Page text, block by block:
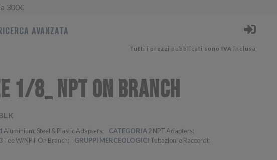
300€
Tutti i prezzi pubblicati sono IVA inclusa
AVANZATA
1/8_ NPT ON BRANCH
Aluminium, Steel & Plastic Adapters CATEGORIA 2NPT Adapters
Tee W/NPT On Branch GRUPPI MERCEOLOGICI Tubazioni e Raccordi